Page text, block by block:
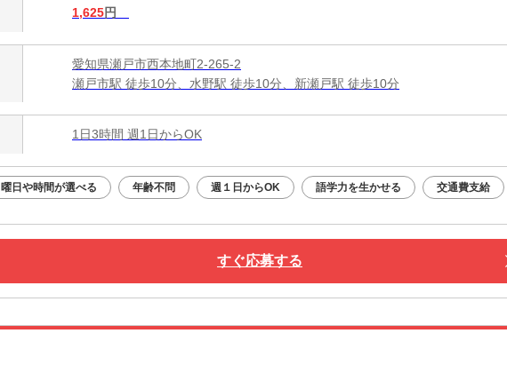
1,625円
愛知県瀬戸市西本地町2-265-2
瀬戸市駅 徒歩10分、水野駅 徒歩10分、新瀬戸駅 徒歩10分
1日3時間 週1日からOK
曜日や時間が選べる 年齢不問 週１日からOK 語学力を生かせる 交通費支給
すぐ応募する